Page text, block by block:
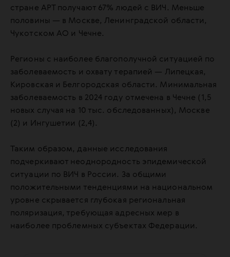
стране АРТ получают 67% людей с ВИЧ. Меньше
половины — в Москве, Ленинградской области,
Чукотском АО и Чечне.
Регионы с наиболее благополучной ситуацией по
заболеваемость и охвату терапией — Липецкая,
Кировская и Белгородская области. Минимальная
заболеваемость в 2024 году отмечена в Чечне (1,5
новых случая на 10 тыс. обследованных), Москве
(2) и Ингушетии (2,4).
Таким образом, данные исследования
подчеркивают неоднородность эпидемической
ситуации по ВИЧ в России. За общими
положительными тенденциями на национальном
уровне скрывается глубокая региональная
поляризация, требующая адресных мер в
наиболее проблемных субъектах Федерации.